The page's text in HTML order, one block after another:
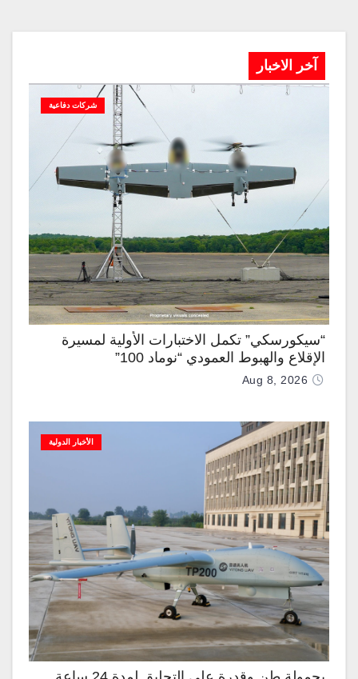
آخر الاخبار
شركات دفاعية
“سيكورسكي” تكمل الاختبارات الأولية لمسيرة
الإقلاع والهبوط العمودي “نوماد 100”
Aug 8, 2026
الأخبار الدولية